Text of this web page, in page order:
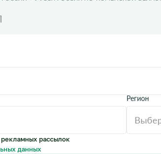
Регион
рассылок
данных